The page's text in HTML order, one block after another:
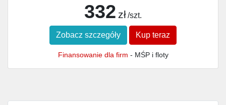
332 zł /szt.
Zobacz szczegóły Kup teraz
Finansowanie dla firm - MŚP i floty